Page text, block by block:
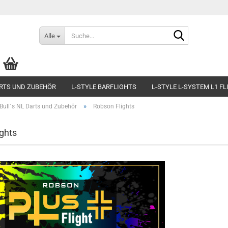
Alle
UND ZUBEHÖR L-STYLE BARFLIGHTS L-STYLE L-SYSTEM L1
NL Darts und Zubehör » Robson Flights